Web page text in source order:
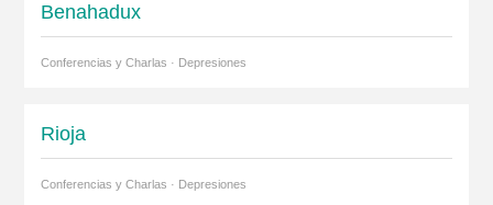
Benahadux
Conferencias y Charlas · Depresiones
Rioja
Conferencias y Charlas · Depresiones